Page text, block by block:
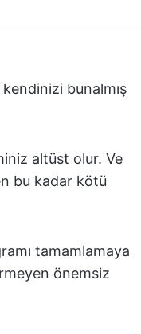
bunalmış
altüst olur. Ve
bu kadar kötü
tamamlamaya
önemsiz